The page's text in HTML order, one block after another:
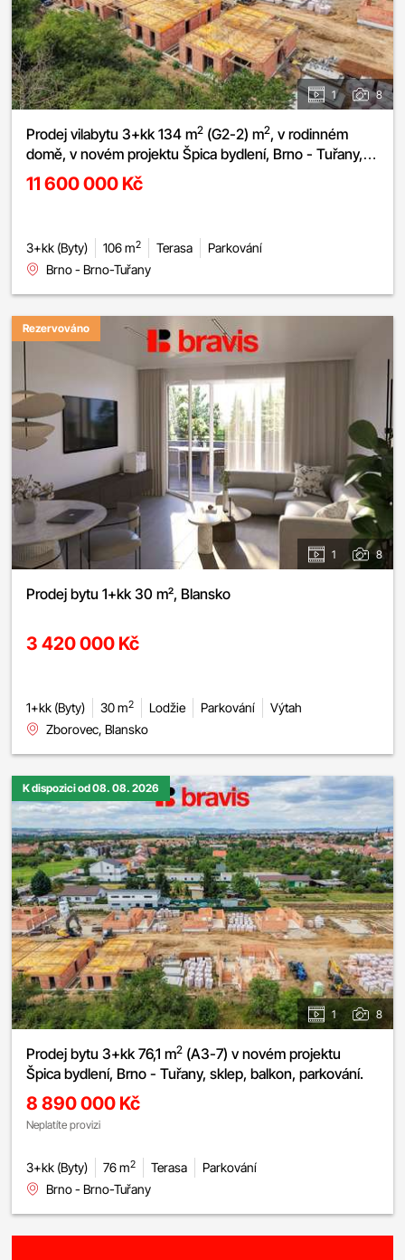
1 8
Prodej vilabytu 3+kk 134 m2 (G2-2) m2, v rodinném
domě, v novém projektu Špica bydlení, Brno - Tuřany,
zahrádka, 2x terasa, parkování.
11 600 000 Kč
3+kk (Byty) 106 m2 Terasa
Parkování
Brno - Brno-Tuřany
Rezervováno
1 8
Prodej bytu 1+kk 30 m², Blansko
3 420 000 Kč
1+kk (Byty) 30 m2 Lodžie Parkování
Výtah
Zborovec, Blansko
K dispozici od 08. 08. 2026
1 8
Prodej bytu 3+kk 76,1 m2 (A3-7) v novém projektu
Špica bydlení, Brno - Tuřany, sklep, balkon, parkování.
8 890 000 Kč
Neplatíte provizi
3+kk (Byty) 76 m2 Terasa
Parkování
Brno - Brno-Tuřany